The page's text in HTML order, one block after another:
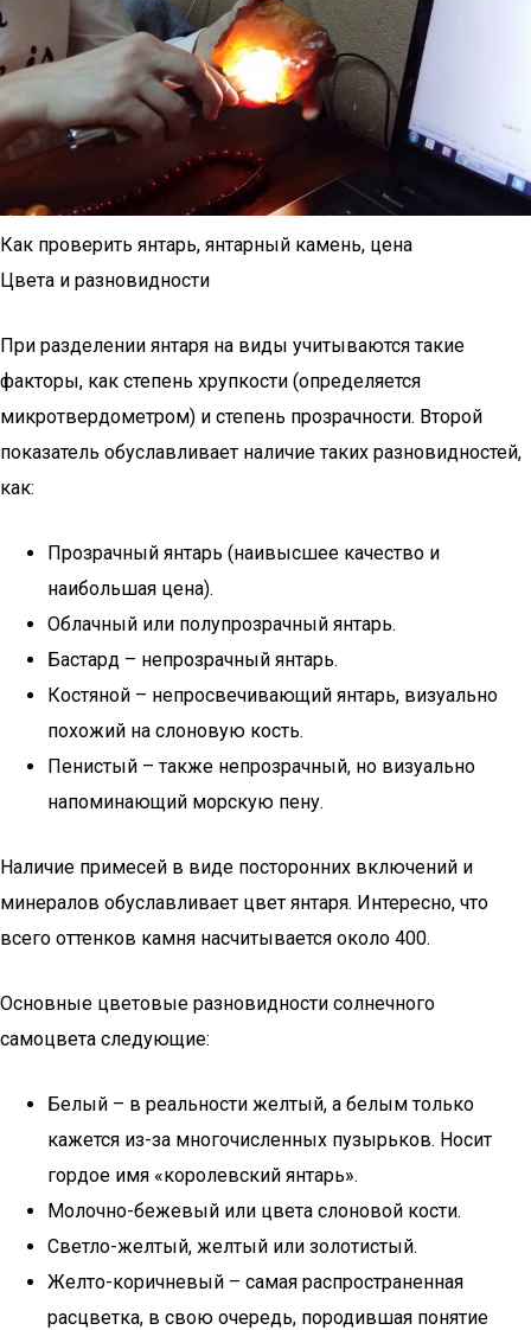
Как проверить янтарь, янтарный камень, цена
Цвета и разновидности
При разделении янтаря на виды учитываются такие
факторы, как степень хрупкости (определяется
микротвердометром) и степень прозрачности. Второй
показатель обуславливает наличие таких разновидностей,
как:
Прозрачный янтарь (наивысшее качество и
наибольшая цена).
Облачный или полупрозрачный янтарь.
Бастард – непрозрачный янтарь.
Костяной – непросвечивающий янтарь, визуально
похожий на слоновую кость.
Пенистый – также непрозрачный, но визуально
напоминающий морскую пену.
Наличие примесей в виде посторонних включений и
минералов обуславливает цвет янтаря. Интересно, что
всего оттенков камня насчитывается около 400.
Основные цветовые разновидности солнечного
самоцвета следующие:
Белый – в реальности желтый, а белым только
кажется из-за многочисленных пузырьков. Носит
гордое имя «королевский янтарь».
Молочно-бежевый или цвета слоновой кости.
Светло-желтый, желтый или золотистый.
Желто-коричневый – самая распространенная
расцветка, в свою очередь, породившая понятие